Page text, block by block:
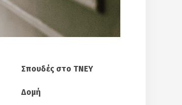
Σπουδές στο ΤΝΕΥ
Δομή